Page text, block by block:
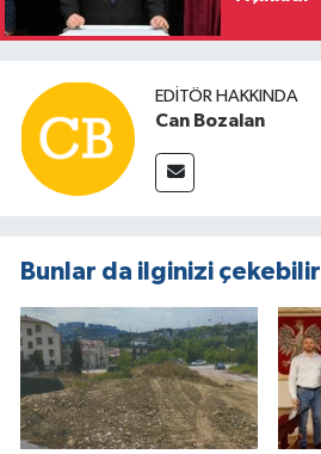
EDITÖR HAKKINDA
Can Bozalan
Bunlar da ilginizi çekebilir